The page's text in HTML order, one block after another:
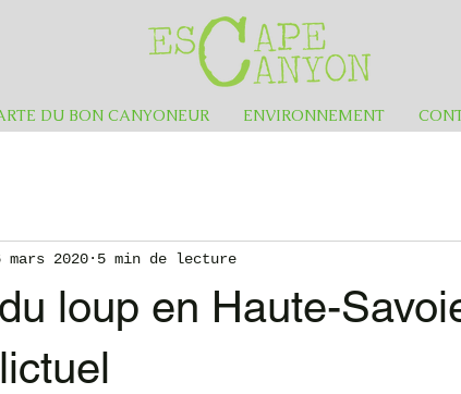
DU BON CANYONEUR ENVIRONNEMENT
loup en Haute-
mars 2020 5 min de lecture